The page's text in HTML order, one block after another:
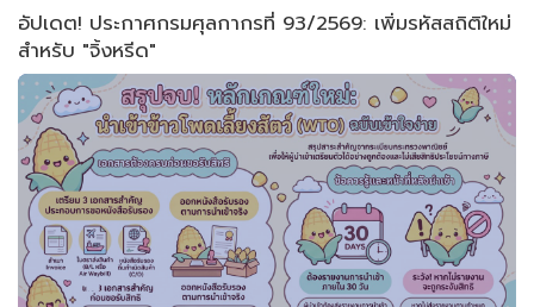
อัปเดต! ประกาศกรมศุลกากรที่ 93/2569: เพิ่มรหัสสถิติใหม่
สำหรับ "จิ้งหรีด"